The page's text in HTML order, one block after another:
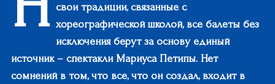
свои традиции, связанные с
хореографической школой, все балеты без
исключения берут за основу единый
источник – спектакли Мариуса Петипы. Нет
сомнений в том, что все, что он создал, входит в